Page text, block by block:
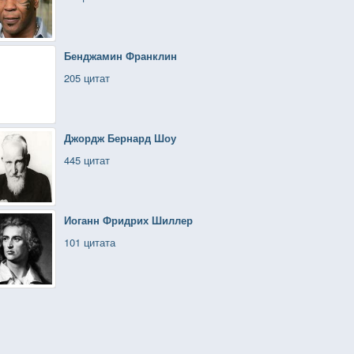
Бенджамин Франклин
205 цитат
Джордж Бернард Шоу
445 цитат
Иоганн Фридрих Шиллер
101 цитата